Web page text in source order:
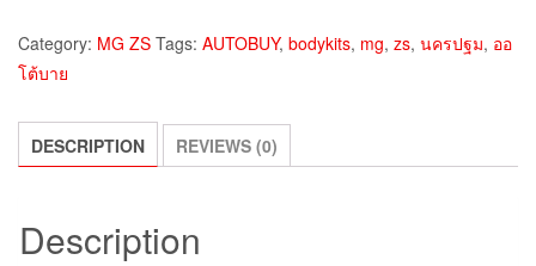
Category: MG ZS Tags: AUTOBUY, bodykits, mg, zs, นครปฐม, ออ
โต้บาย
DESCRIPTION REVIEWS (0)
Description